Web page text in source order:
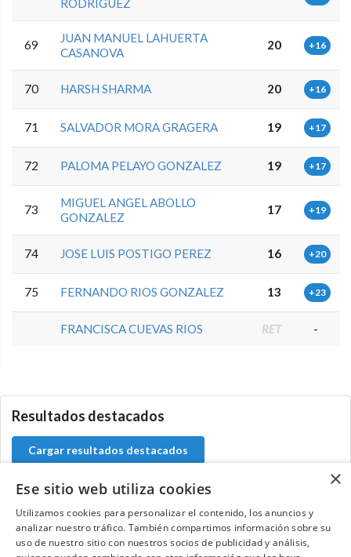
RODRIGUEZ
69
JUAN MANUEL LAHUERTA
CASANOVA
20 +16
70 HARSH SHARMA 20 +16
71 SALVADOR MORA GRAGERA 19 +17
72 PALOMA PELAYO GONZALEZ 19 +17
73
MIGUEL ANGEL ABOLLO
GONZALEZ
17 +19
74 JOSE LUIS POSTIGO PEREZ 16 +20
75 FERNANDO RIOS GONZALEZ 13 +23
FRANCISCA CUEVAS RIOS RET -
Resultados destacados
Cargar resultados destacados
Contacta con el equipo de NextCaddy
×
Ese sitio web utiliza cookies
Utilizamos cookies para personalizar el contenido, los anuncios y
analizar nuestro tráfico. También compartimos información sobre su
uso de nuestro sitio con nuestros socios de publicidad y análisis,